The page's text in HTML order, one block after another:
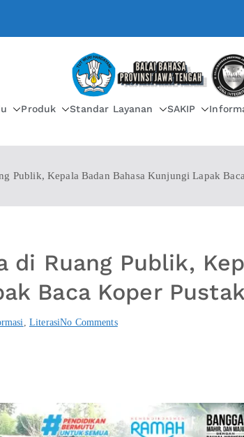
Produk Standar Layanan SAKIP
Publik, Kepala Badan Bahasa Kunjungi Lapak
di Ruang Publik,
Baca Koper
, LiterasiNo Comments